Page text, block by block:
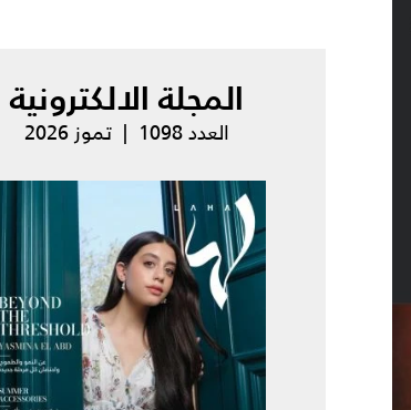
المجلة الالكترونية
العدد 1098 | تموز 2026